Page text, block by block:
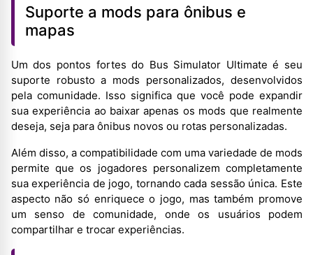
Suporte a mods para ônibus e
mapas
Um dos pontos fortes do Bus Simulator Ultimate é seu
suporte robusto a mods personalizados, desenvolvidos
pela comunidade. Isso significa que você pode expandir
sua experiência ao baixar apenas os mods que realmente
deseja, seja para ônibus novos ou rotas personalizadas.
Além disso, a compatibilidade com uma variedade de mods
permite que os jogadores personalizem completamente
sua experiência de jogo, tornando cada sessão única. Este
aspecto não só enriquece o jogo, mas também promove
um senso de comunidade, onde os usuários podem
compartilhar e trocar experiências.